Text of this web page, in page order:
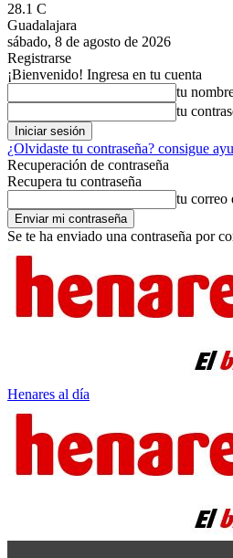
28.1 C
Guadalajara
sábado, 8 de agosto de 2026
Registrarse
¡Bienvenido! Ingresa en tu cuenta
tu
tu
¿Olvidaste tu contraseña? consigue
Recuperación de contraseña
Recupera tu contraseña
tu correo
Se te ha enviado una contraseña por
Henares al día